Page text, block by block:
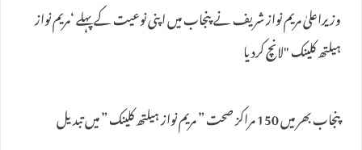
وزیراعلیٰ مریم نواز شریف نے پنجاب میں اپنی نوعیت کے پہلے ‘مریم نواز
ہیلتھ کلینک "لانچ کردیا
پنجاب بھر میں 150 مراکز صحت ” مریم نواز ہیلتھ کلینک ” میں تبدیل